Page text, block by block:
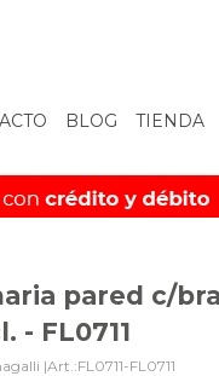
BLOG TIENDA
pared c/
- FL0711
| FL0711-FL0711